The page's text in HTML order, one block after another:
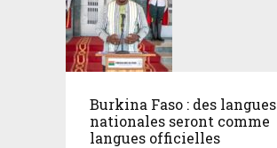
Burkina Faso : des langues
nationales seront comme
langues officielles